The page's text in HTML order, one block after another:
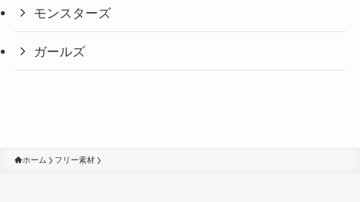
モンスターズ
ガールズ
ホーム フリー素材